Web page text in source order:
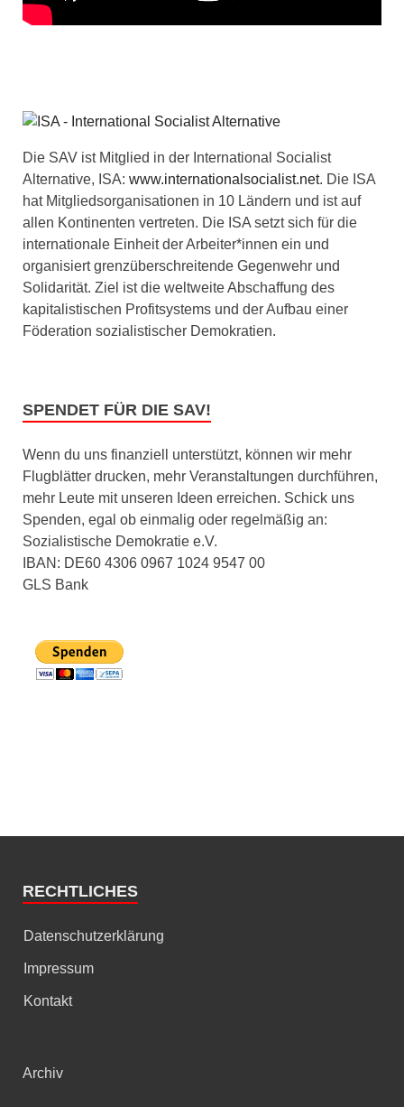
Die SAV ist Mitglied in der International Socialist
Alternative, ISA: www.internationalsocialist.net. Die ISA
hat Mitgliedsorganisationen in 10 Ländern und ist auf
allen Kontinenten vertreten. Die ISA setzt sich für die
internationale Einheit der Arbeiter*innen ein und
organisiert grenzüberschreitende Gegenwehr und
Solidarität. Ziel ist die weltweite Abschaffung des
kapitalistischen Profitsystems und der Aufbau einer
Föderation sozialistischer Demokratien.
SPENDET FÜR DIE SAV!
Wenn du uns finanziell unterstützt, können wir mehr
Flugblätter drucken, mehr Veranstaltungen durchführen,
mehr Leute mit unseren Ideen erreichen. Schick uns
Spenden, egal ob einmalig oder regelmäßig an:
Sozialistische Demokratie e.V.
IBAN: DE60 4306 0967 1024 9547 00
GLS Bank
RECHTLICHES
Datenschutzerklärung
Impressum
Kontakt
Archiv